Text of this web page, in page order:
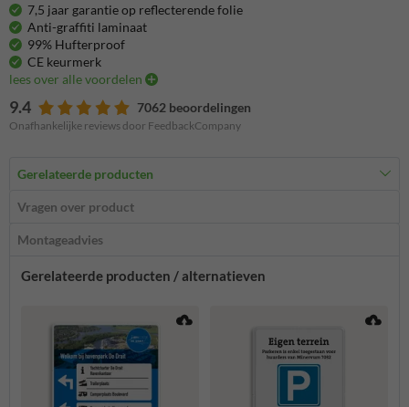
7,5 jaar garantie op reflecterende folie
Anti-graffiti laminaat
99% Hufterproof
CE keurmerk
lees over alle voordelen
9.4 7062 beoordelingen
Onafhankelijke reviews door FeedbackCompany
Gerelateerde producten
Vragen over product
Montageadvies
Gerelateerde producten / alternatieven